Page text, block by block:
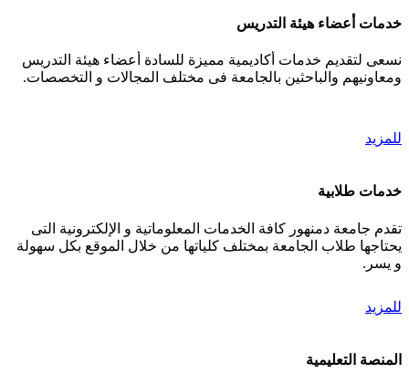
خدمات أعضاء هيئة التدريس
نسعى لتقديم خدمات أكاديمية مميزة للسادة أعضاء هيئة التدريس
ومعاونيهم والباحثين بالجامعة فى مختلف المجالات و التخصصات.
للمزيد
خدمات طلابية
تقدم جامعة دمنهور كافة الخدمات المعلوماتية و الإلكترونية التى
يحتاجها طلاب الجامعة بمختلف كلياتها من خلال الموقع بكل سهولة
و يسر.
للمزيد
المنصة التعليمية